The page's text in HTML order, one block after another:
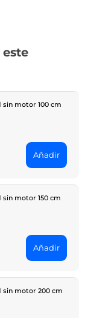
motor 100 cm
Añadir
motor 150 cm
Añadir
sin motor 200 cm